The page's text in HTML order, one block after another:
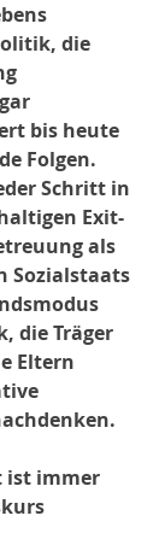
die
bis heute
Folgen.
Schritt in
Exit-
als
Sozialstaats
die Träger
Eltern
ist immer